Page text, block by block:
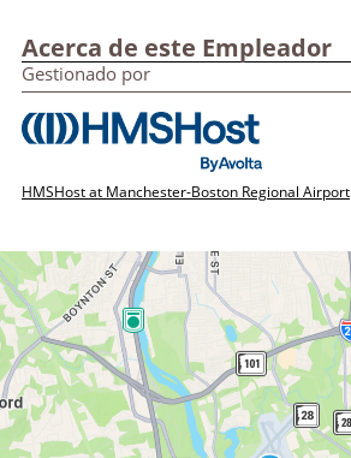
Acerca de este Empleador
Gestionado por
HMSHost at Manchester-Boston Regional Airport